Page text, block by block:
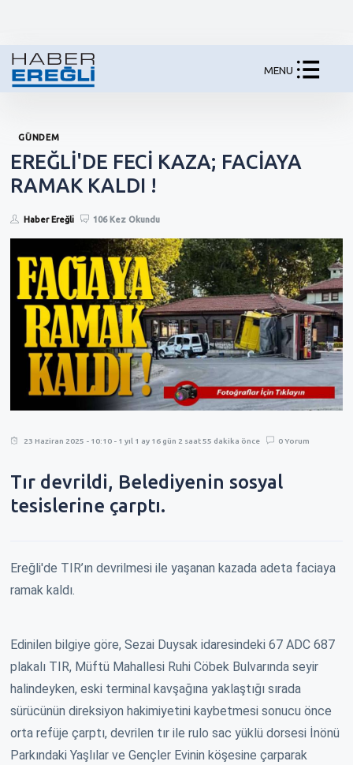
MENU
GÜNDEM
EREĞLİ'DE FECİ KAZA; FACİAYA
RAMAK KALDI !
Haber Ereğli 106 Kez Okundu
23 Haziran 2025 - 10:10 - 1 yıl 1 ay 16 gün 2 saat 55 dakika önce 0 Yorum
Tır devrildi, Belediyenin sosyal
tesislerine çarptı.
Ereğli'de TIR’ın devrilmesi ile yaşanan kazada adeta faciaya
ramak kaldı.
Edinilen bilgiye göre, Sezai Duysak idaresindeki 67 ADC 687
plakalı TIR, Müftü Mahallesi Ruhi Cöbek Bulvarında seyir
halindeyken, eski terminal kavşağına yaklaştığı sırada
sürücünün direksiyon hakimiyetini kaybetmesi sonucu önce
orta refüje çarptı, devrilen tır ile rulo sac yüklü dorsesi İnönü
Parkındaki Yaşlılar ve Gençler Evinin köşesine çarparak